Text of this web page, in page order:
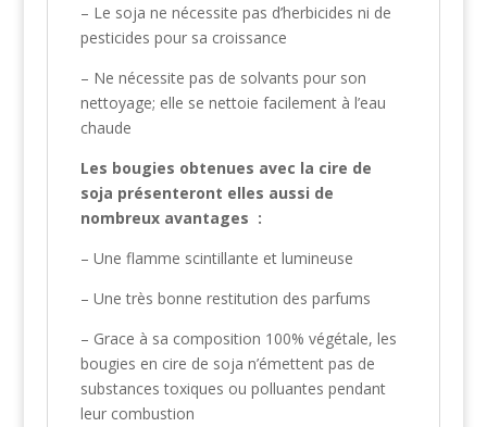
– Le soja ne nécessite pas d’herbicides ni de
pesticides pour sa croissance
– Ne nécessite pas de solvants pour son
nettoyage; elle se nettoie facilement à l’eau
chaude
Les bougies obtenues avec la cire de
soja présenteront elles aussi de
nombreux avantages :
– Une flamme scintillante et lumineuse
– Une très bonne restitution des parfums
– Grace à sa composition 100% végétale, les
bougies en cire de soja n’émettent pas de
substances toxiques ou polluantes pendant
leur combustion